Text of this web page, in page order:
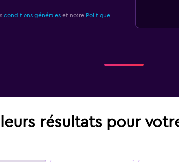
conditions généraleset notre Politique
résultats pour